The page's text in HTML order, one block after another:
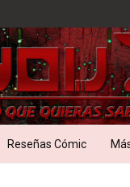
Reseñas Cómic